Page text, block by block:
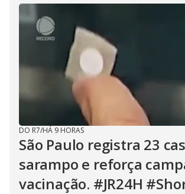
DO R7/HÁ 9 HORAS
São Paulo registra 23
sarampo e reforça
vacinação. #JR24H